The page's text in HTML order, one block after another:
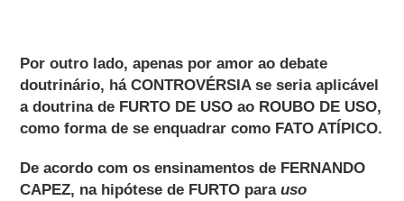
Por outro lado, apenas por amor ao debate
doutrinário, há CONTROVÉRSIA se seria aplicável
a doutrina de FURTO DE USO ao ROUBO DE USO,
como forma de se enquadrar como FATO ATÍPICO.
De acordo com os ensinamentos de FERNANDO
CAPEZ, na hipótese de FURTO parauso